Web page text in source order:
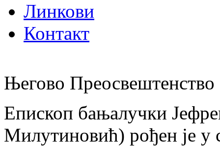
Линкови
Контакт
Његово
Епископ бањалучки
Милутиновић) рођен је у